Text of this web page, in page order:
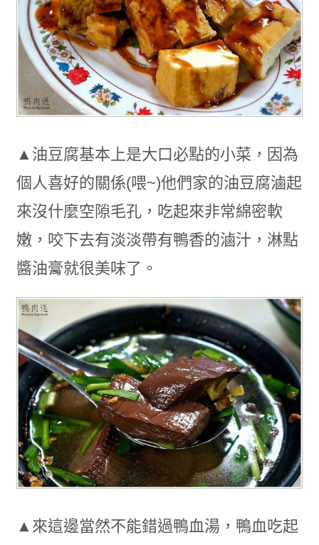
▲油豆腐基本上是大口必點的小菜，因為
個人喜好的關係(喂~)他們家的油豆腐滷起
來沒什麼空隙毛孔，吃起來非常綿密軟
嫩，咬下去有淡淡帶有鴨香的滷汁，淋點
醬油膏就很美味了。
▲來這邊當然不能錯過鴨血湯，鴨血吃起